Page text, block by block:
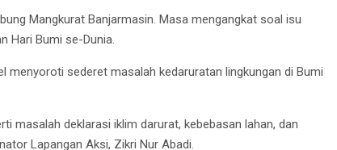
Mangkurat Banjarmasin. Masa mengangkat soal isu
Hari Bumi se-Dunia.
menyoroti sederet masalah kedaruratan lingkungan di Bumi
masalah deklarasi iklim darurat, kebebasan lahan, dan
Lapangan Aksi, Zikri Nur Abadi.